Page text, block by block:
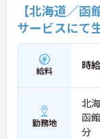
【北海道／
サービスにて
給料 時給
勤務地
北
函
分